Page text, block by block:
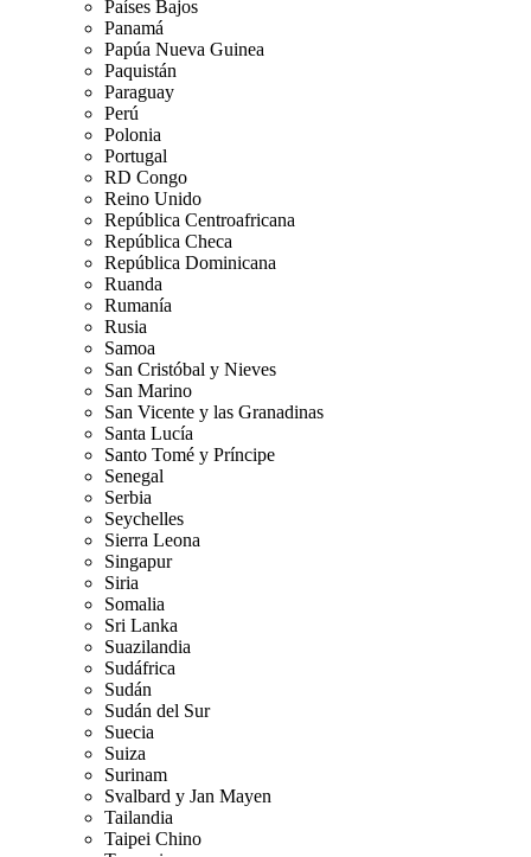
Países Bajos
Panamá
Papúa Nueva Guinea
Paquistán
Paraguay
Perú
Polonia
Portugal
RD Congo
Reino Unido
República Centroafricana
República Checa
República Dominicana
Ruanda
Rumanía
Rusia
Samoa
San Cristóbal y Nieves
San Marino
San Vicente y las Granadinas
Santa Lucía
Santo Tomé y Príncipe
Senegal
Serbia
Seychelles
Sierra Leona
Singapur
Siria
Somalia
Sri Lanka
Suazilandia
Sudáfrica
Sudán
Sudán del Sur
Suecia
Suiza
Surinam
Svalbard y Jan Mayen
Tailandia
Taipei Chino